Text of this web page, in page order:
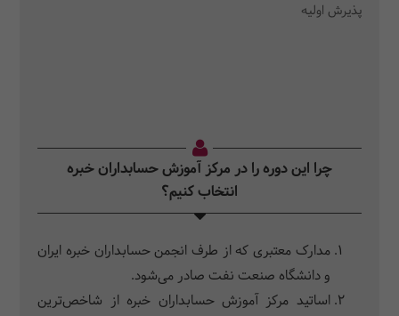
پذیرش اولیه
چرا این دوره را در مرکز آموزش حسابداران خبره
انتخاب کنیم؟
مدارک معتبری که از طرف انجمن حسابداران خبره ایران
و دانشگاه صنعت نفت صادر می‌شود.
اساتید مرکز آموزش حسابداران خبره از شاخص‌ترین